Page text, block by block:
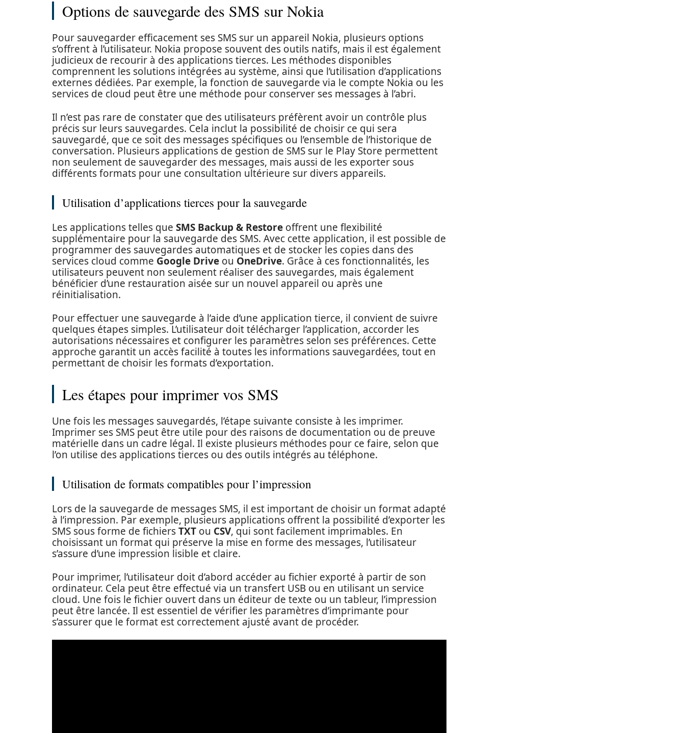
Options de sauvegarde des SMS sur Nokia
Pour sauvegarder efficacement ses SMS sur un appareil Nokia, plusieurs options
s’offrent à l’utilisateur. Nokia propose souvent des outils natifs, mais il est également
judicieux de recourir à des applications tierces. Les méthodes disponibles
comprennent les solutions intégrées au système, ainsi que l’utilisation d’applications
externes dédiées. Par exemple, la fonction de sauvegarde via le compte Nokia ou les
services de cloud peut être une méthode pour conserver ses messages à l’abri.
Il n’est pas rare de constater que des utilisateurs préfèrent avoir un contrôle plus
précis sur leurs sauvegardes. Cela inclut la possibilité de choisir ce qui sera
sauvegardé, que ce soit des messages spécifiques ou l’ensemble de l’historique de
conversation. Plusieurs applications de gestion de SMS sur le Play Store permettent
non seulement de sauvegarder des messages, mais aussi de les exporter sous
différents formats pour une consultation ultérieure sur divers appareils.
Utilisation d’applications tierces pour la sauvegarde
Les applications telles que SMS Backup & Restore offrent une flexibilité
supplémentaire pour la sauvegarde des SMS. Avec cette application, il est possible de
programmer des sauvegardes automatiques et de stocker les copies dans des
services cloud comme Google Drive ou OneDrive. Grâce à ces fonctionnalités, les
utilisateurs peuvent non seulement réaliser des sauvegardes, mais également
bénéficier d’une restauration aisée sur un nouvel appareil ou après une
réinitialisation.
Pour effectuer une sauvegarde à l’aide d’une application tierce, il convient de suivre
quelques étapes simples. L’utilisateur doit télécharger l’application, accorder les
autorisations nécessaires et configurer les paramètres selon ses préférences. Cette
approche garantit un accès facilité à toutes les informations sauvegardées, tout en
permettant de choisir les formats d’exportation.
Les étapes pour imprimer vos SMS
Une fois les messages sauvegardés, l’étape suivante consiste à les imprimer.
Imprimer ses SMS peut être utile pour des raisons de documentation ou de preuve
matérielle dans un cadre légal. Il existe plusieurs méthodes pour ce faire, selon que
l’on utilise des applications tierces ou des outils intégrés au téléphone.
Utilisation de formats compatibles pour l’impression
Lors de la sauvegarde de messages SMS, il est important de choisir un format adapté
à l’impression. Par exemple, plusieurs applications offrent la possibilité d’exporter les
SMS sous forme de fichiersTXT ou CSV, qui sont facilement imprimables. En
choisissant un format qui préserve la mise en forme des messages, l’utilisateur
s’assure d’une impression lisible et claire.
Pour imprimer, l’utilisateur doit d’abord accéder au fichier exporté à partir de son
ordinateur. Cela peut être effectué via un transfert USB ou en utilisant un service
cloud. Une fois le fichier ouvert dans un éditeur de texte ou un tableur, l’impression
peut être lancée. Il est essentiel de vérifier les paramètres d’imprimante pour
s’assurer que le format est correctement ajusté avant de procéder.